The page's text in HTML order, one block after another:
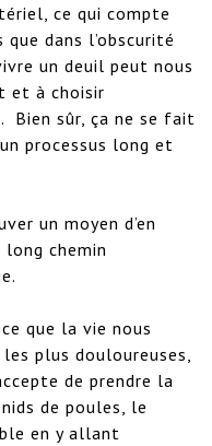
ce qui compte
dans l’obscurité
un deuil peut nous
et à choisir
Bien sûr, ça ne se fait
processus long et
un moyen d’en
chemin
que la vie nous
plus douloureuses,
de prendre la
de poules, le
en y allant